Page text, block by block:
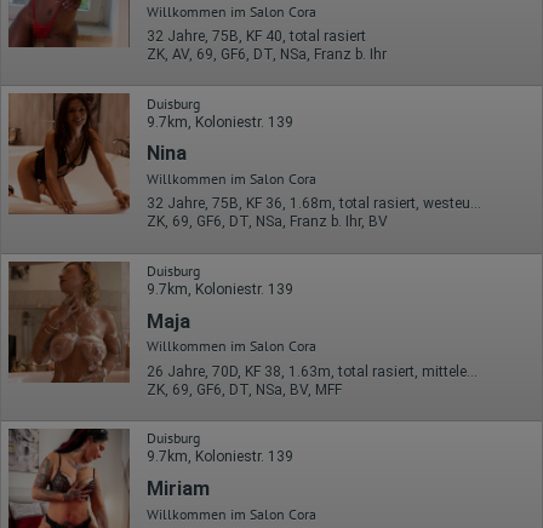
Erhobene Daten:
Datum und Uhrzeit des Besuchs
Geografischer Standort
IP-Adresse
Mausbewegungen
Besuchte Seiten
Referrer URL
Bildschirmauflösung
Eindeutige Gerätekennung
Sprachinformationen
Gerätebestriebssystem
Browser-Typ
Klicks
Domain-Name
Eindeutige Benutzerkennung
Antworten auf Umfragen
Ort der Verarbeitung:
Europäische Union
Rechtliche Grundlage der Verarbeitung
Art. 6 Abs. 1 S. 1 lit. a DSGVO
Willkommen im Salon Cora
32 Jahre, 75B, KF 40, total rasiert
ZK, AV, 69, GF6, DT, NSa, Franz b. Ihr
Duisburg
9.7km, Koloniestr. 139
Nina
Willkommen im Salon Cora
32 Jahre, 75B, KF 36, 1.68m, total rasiert, westeuropäisch
ZK, 69, GF6, DT, NSa, Franz b. Ihr, BV
Duisburg
9.7km, Koloniestr. 139
Maja
Willkommen im Salon Cora
ZK, 69, GF6, DT, NSa, BV, MFF
Duisburg
9.7km, Koloniestr. 139
Miriam
Willkommen im Salon Cora